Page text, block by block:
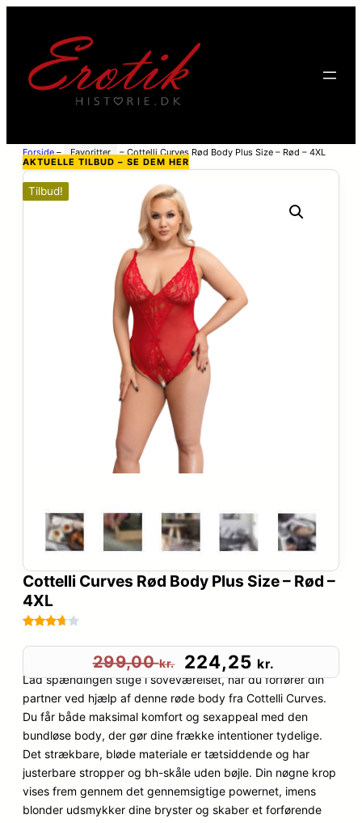
Forside– Favoritter –Cottelli Curves Rød Body Plus Size – Rød – 4XL
AKTUELLE TILBUD – SE DEM HER
Tilbud!
Cottelli Curves Rød Body Plus Size – Rød –
4XL
som
af 5
baseret
på
kundebe
dømmel
ser
299,00kr.
D
e
n
o
p
r
224,25 kr.
e
n
a
k
t
Lad spændingen stige i soveværelset, når du forfører din
partner ved hjælp af denne røde body fra Cottelli Curves.
Du får både maksimal komfort og sexappeal med den
bundløse body, der gør dine frække intentioner tydelige.
Det strækbare, bløde materiale er tætsiddende og har
justerbare stropper og bh-skåle uden bøjle. Din nøgne krop
vises frem gennem det gennemsigtige powernet, imens
blonder udsmykker dine bryster og skaber et forførende